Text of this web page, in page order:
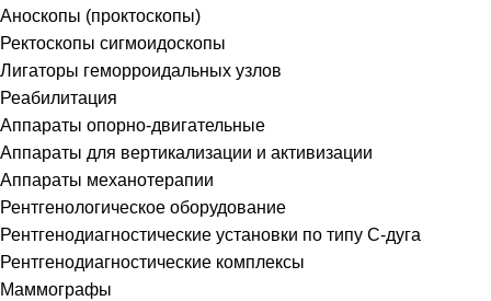
Аноскопы (проктоскопы)
Ректоскопы сигмоидоскопы
Лигаторы геморроидальных узлов
Реабилитация
Аппараты опорно-двигательные
Аппараты для вертикализации и активизации
Аппараты механотерапии
Рентгенологическое оборудование
Рентгенодиагностические установки по типу С-дуга
Рентгенодиагностические комплексы
Маммографы